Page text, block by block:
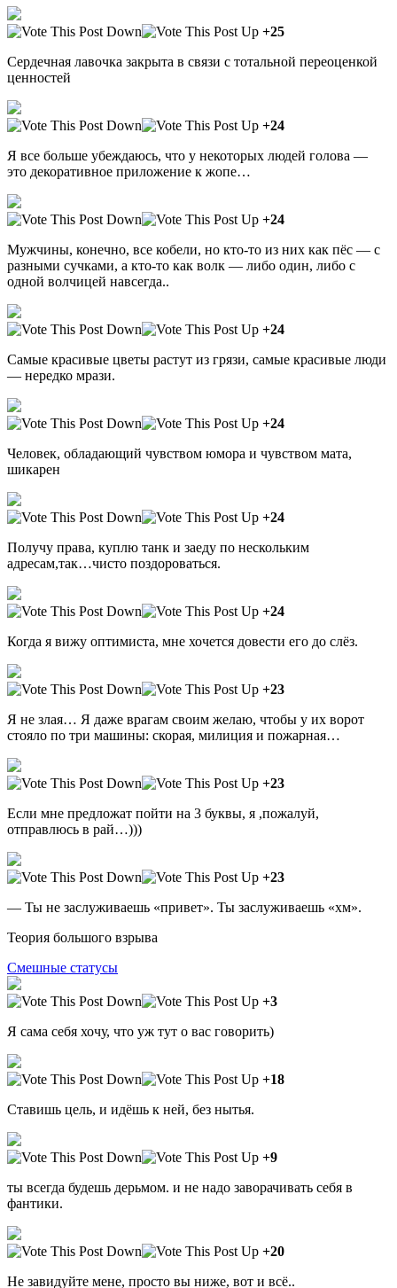
+25
Сердечная лавочка закрыта в связи с тотальной переоценкой
ценностей
+24
Я все больше убеждаюсь, что у некоторых людей голова —
это декоративное приложение к жопе…
+24
Мужчины, конечно, все кобели, но кто-то из них как пёс — с
разными сучками, а кто-то как волк — либо один, либо с
одной волчицей навсегда..
+24
Самые красивые цветы растут из грязи, самые красивые люди
— нередко мрази.
+24
Человек, обладающий чувством юмора и чувством мата,
шикарен
+24
Получу права, куплю танк и заеду по нескольким
адресам,так…чисто поздороваться.
+24
Когда я вижу оптимиста, мне хочется довести его до слёз.
+23
Я не злая… Я даже врагам своим желаю, чтобы у их ворот
стояло по три машины: скорая, милиция и пожарная…
+23
Если мне предложат пойти на 3 буквы, я ,пожалуй,
отправлюсь в рай…)))
+23
— Ты не заслуживаешь «привет». Ты заслуживаешь «хм».
Теория большого взрыва
Смешные статусы
+3
Я сама себя хочу, что уж тут о вас говорить)
+18
Ставишь цель, и идёшь к ней, без нытья.
+9
ты всегда будешь дерьмом. и не надо заворачивать себя в
фантики.
+20
Не завидуйте мене, просто вы ниже, вот и всё..